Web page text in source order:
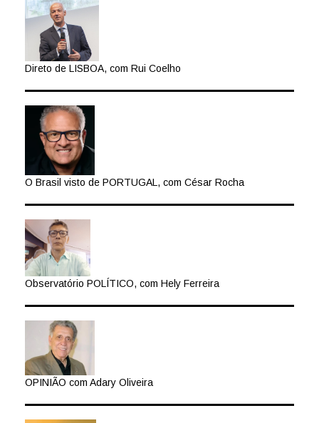
Direto de LISBOA, com Rui Coelho
O Brasil visto de PORTUGAL, com César Rocha
Observatório POLÍTICO, com Hely Ferreira
OPINIÃO com Adary Oliveira